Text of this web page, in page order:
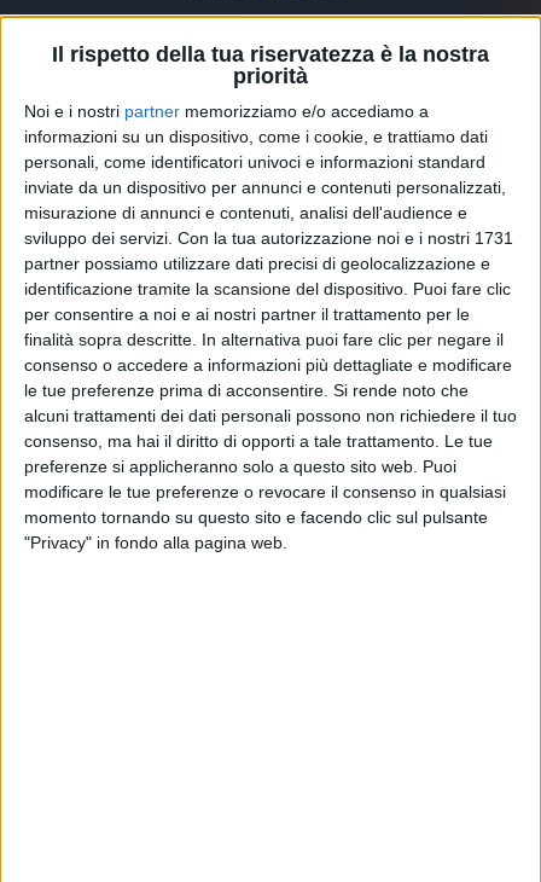
Il rispetto della tua riservatezza è la nostra
priorità
Noi e i nostri partner memorizziamo e/o accediamo a
informazioni su un dispositivo, come i cookie, e trattiamo dati
personali, come identificatori univoci e informazioni standard
inviate da un dispositivo per annunci e contenuti personalizzati,
misurazione di annunci e contenuti, analisi dell'audience e
sviluppo dei servizi. Con la tua autorizzazione noi e i nostri 1731
partner possiamo utilizzare dati precisi di geolocalizzazione e
identificazione tramite la scansione del dispositivo. Puoi fare clic
per consentire a noi e ai nostri partner il trattamento per le
finalità sopra descritte. In alternativa puoi fare clic per negare il
consenso o accedere a informazioni più dettagliate e modificare
le tue preferenze prima di acconsentire. Si rende noto che
alcuni trattamenti dei dati personali possono non richiedere il tuo
consenso, ma hai il diritto di opporti a tale trattamento. Le tue
preferenze si applicheranno solo a questo sito web. Puoi
modificare le tue preferenze o revocare il consenso in qualsiasi
momento tornando su questo sito e facendo clic sul pulsante
"Privacy" in fondo alla pagina web.
WORLD OF FROZEN